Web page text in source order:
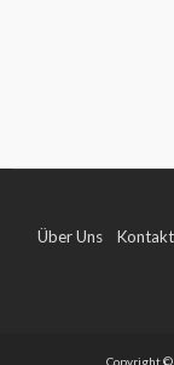
Über Uns Kontakt
Copyright ©